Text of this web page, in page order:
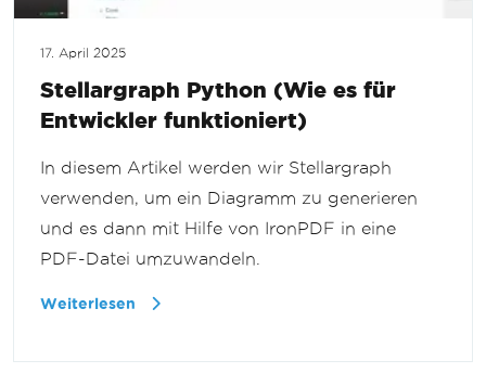
17. April 2025
Stellargraph Python (Wie es für
Entwickler funktioniert)
In diesem Artikel werden wir Stellargraph
verwenden, um ein Diagramm zu generieren
und es dann mit Hilfe von IronPDF in eine
PDF-Datei umzuwandeln.
Weiterlesen